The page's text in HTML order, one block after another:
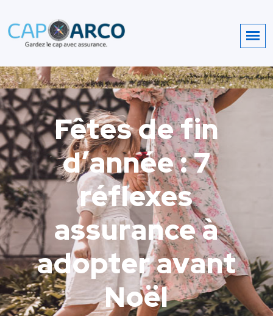
Fêtes de fin
d’année : 7
réflexes
assurance à
adopter avant
Noël